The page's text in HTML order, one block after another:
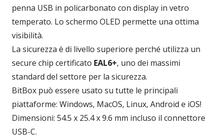
penna USB in policarbonato con display in vetro
temperato. Lo schermo OLED permette una ottima
visibilità.
La sicurezza è di livello superiore perché utilizza un
secure chip certificato EAL6+, uno dei massimi
standard del settore per la sicurezza.
BitBox può essere usato su tutte le principali
piattaforme: Windows, MacOS, Linux, Android e iOS!
Dimensioni: 54.5 x 25.4 x 9.6 mm incluso il connettore
USB-C.